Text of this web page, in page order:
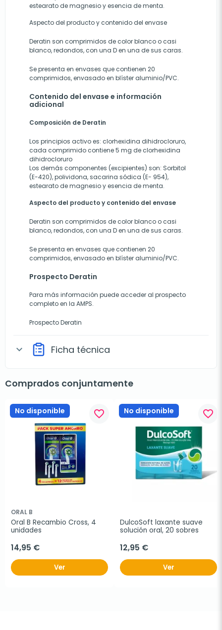
estearato de magnesio y esencia de menta.
Aspecto del producto y contenido del envase
Deratin son comprimidos de color blanco o casi
blanco, redondos, con una D en una de sus caras.
Se presenta en envases que contienen 20
comprimidos, envasado en blíster aluminio/PVC.
Contenido del envase e información
adicional
Composición de Deratin
Los principios activo es: clorhexidina dihidrocloruro,
cada comprimido contiene 5 mg de clorhexidina
dihidrocloruro
Los demás componentes (excipientes) son: Sorbitol
(E-420), polividona, sacarina sódica (E- 954),
estearato de magnesio y esencia de menta.
Aspecto del producto y contenido del envase
Deratin son comprimidos de color blanco o casi
blanco, redondos, con una D en una de sus caras.
Se presenta en envases que contienen 20
comprimidos, envasado en blíster aluminio/PVC.
Prospecto Deratin
Para más información puede acceder al prospecto
completo en la AMPS.
Prospecto Deratin
expand_more Ficha técnica
Comprados conjuntamente
No disponible favorite_border
ORAL B
Oral B Recambio Cross, 4
unidades
14,95 €
Ver
No disponible favorite_border
DulcoSoft laxante suave
solución oral, 20 sobres
12,95 €
Ver